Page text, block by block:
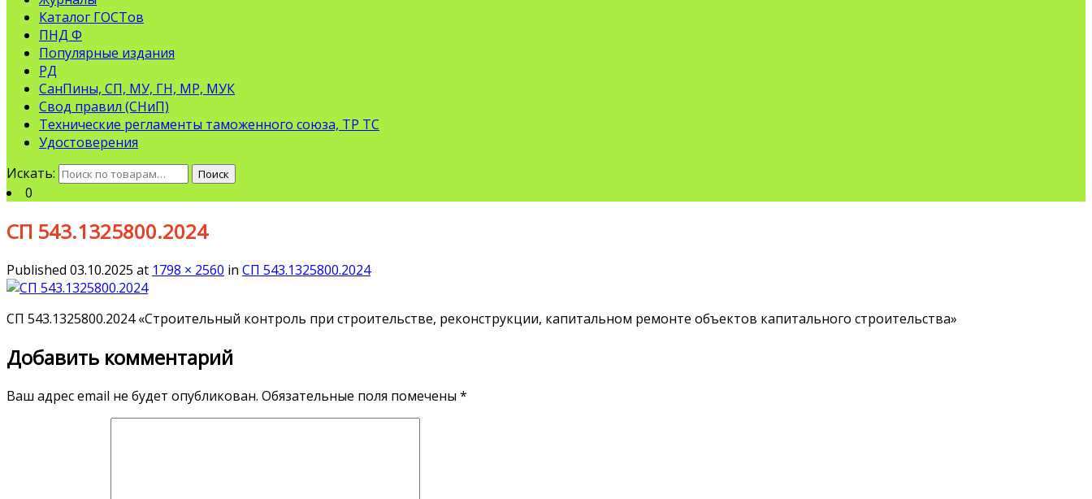
Каталог ГОСТов
ПНД Ф
Популярные издания
РД
СанПины, СП, МУ, ГН, МР, МУК
Свод правил (СНиП)
Технические регламенты таможенного союза, ТР ТС
Удостоверения
Искать:
Поиск
0
СП 543.1325800.2024
Published 03.10.2025 at 1798 × 2560 in СП 543.1325800.2024
СП 543.1325800.2024 «Строительный контроль при строительстве, реконструкции, капитальном ремонте объектов капитального строительства»
Добавить комментарий
Ваш адрес email не будет опубликован. Обязательные поля помечены *